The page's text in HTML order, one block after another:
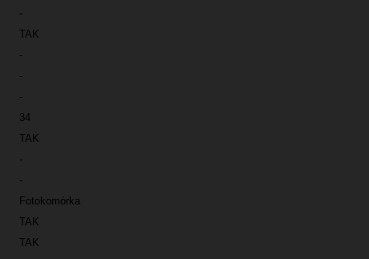
-
TAK
-
-
-
34
TAK
-
-
Fotokomórka
TAK
TAK